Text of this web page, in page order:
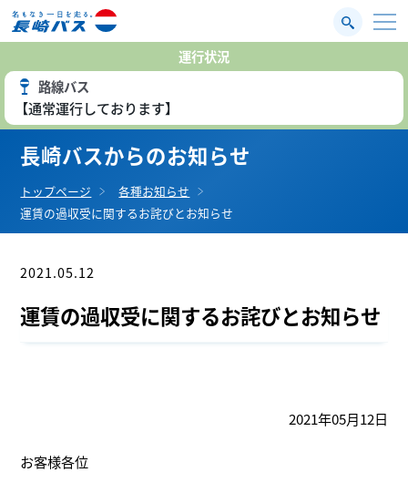
運行状況
路線バス
【通常運行しております】
長崎バスからのお知らせ
トップページ
各種お知らせ
運賃の過収受に関するお詫びとお知らせ
2021.05.12
運賃の過収受に関するお詫びとお知らせ
2021年05月12日
お客様各位